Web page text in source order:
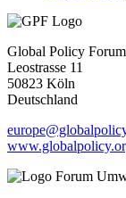
Global Policy
Leostrasse 11
50823 Köln
Deutschland